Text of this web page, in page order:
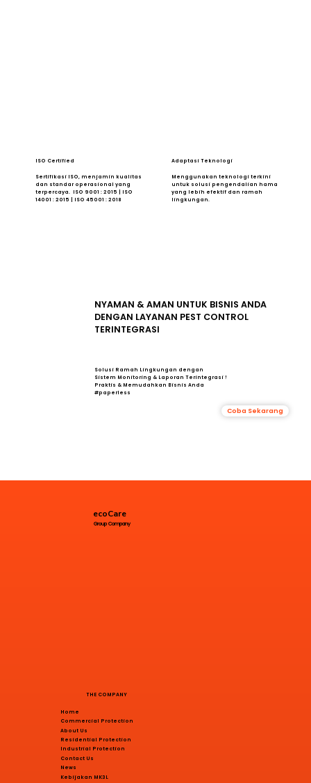
NYAMAN & AMAN UNTUK BISNIS ANDA
DENGAN LAYANAN PEST CONTROL
TERINTEGRASI
Solusi Ramah Lingkungan dengan
Sistem Monitoring & Laporan Terintegrasi !
Praktis & Memudahkan Bisnis Anda
#paperless
Coba Sekarang
Adaptasi Teknologi
Menggunakan teknologi terkini
untuk solusi pengendalian hama
yang lebih efektif dan ramah
lingkungan.
ISO Certified
Sertifikasi ISO, menjamin kualitas
dan standar operasional yang
terpercaya. ISO 9001 : 2015 | ISO
14001 : 2015 | ISO 45001 : 2018
THE COMPANY
Commercial Protection
Home
About Us
Industrial Protection
Residential Protection
Contact Us
News
Kebijakan MK3L
ecoCare
Group Company